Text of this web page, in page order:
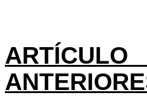
ARTÍCULO